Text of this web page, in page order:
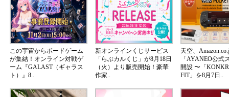
この宇宙からボードゲーム
が集結！オンライン対戦ゲ
ーム『GALAST（ギャラス
ト）』8..
新オンラインくじサービス
「らぶカルくじ」が8月18日
（火）より販売開始！豪華
作家..
天空、
「AYANEO公式
開設 〜「
FIT」を8月7日..